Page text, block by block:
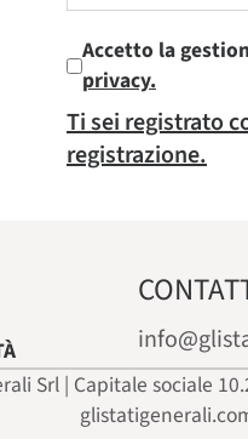
Accetto la
privacy.
Ti sei registrato
registrazione.
Srl | Capitale sociale